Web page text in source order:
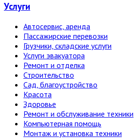
Услуги
Автосервис, аренда
Пассажирские перевозки
Грузчики, складские услуги
Услуги эвакуатора
Ремонт и отделка
Строительство
Сад, благоустройство
Красота
Здоровье
Ремонт и обслуживание техники
Компьютерная помощь
Монтаж и установка техники